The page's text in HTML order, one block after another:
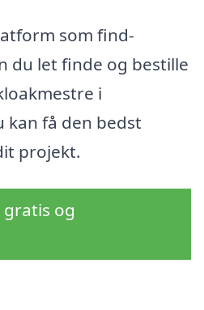
som find-
du let finde og bestille
i
kan få den bedst
projekt.
og